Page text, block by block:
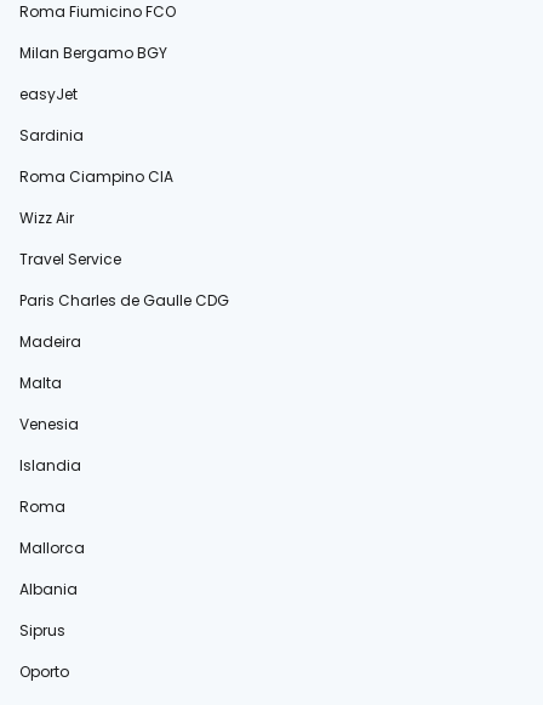
Roma Fiumicino FCO
Milan Bergamo BGY
easyJet
Sardinia
Roma Ciampino CIA
Wizz Air
Travel Service
Paris Charles de Gaulle CDG
Madeira
Malta
Venesia
Islandia
Roma
Mallorca
Albania
Siprus
Oporto